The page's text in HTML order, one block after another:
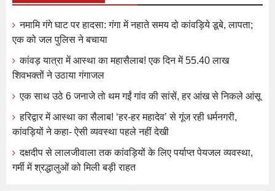
नमामि गंगे घाट पर हादसा: गंगा में नहाते समय दो कांवड़िये डूबे, लापता;
एक को जल पुलिस ने बचाया
कांवड़ यात्रा में आस्था का महासैलाब! एक दिन में 55.40 लाख
शिवभक्तों ने उठाया गंगाजल
एक साथ उठे 6 जनाजे तो थम गईं गांव की सांसें, हर आंख से निकले आंसू
हरिद्वार में आस्था का सैलाब! ‘हर-हर महादेव’ से गूंज रही धर्मनगरी,
कांवड़ियों ने कहा- ऐसी व्यवस्था पहले नहीं देखी
दक्षदीप से लालजीवाला तक कांवड़ियों के लिए पर्याप्त पेयजल व्यवस्था,
गर्मी में श्रद्धालुओं को मिली बड़ी राहत